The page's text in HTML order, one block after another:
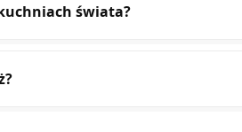
świata?